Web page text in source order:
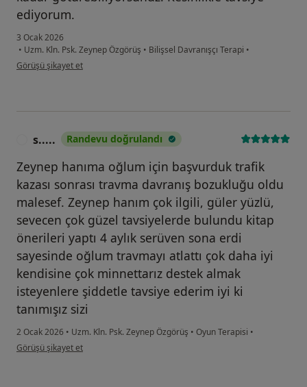
ediyorum.
3 Ocak 2026
• Uzm. Kln. Psk. Zeynep Özgörüş • Bilişsel Davranışçı Terapi •
kullanıcının görüşüne göre e.....
Görüşü şikayet et
s..... Randevu doğrulandı
Zeynep hanıma oğlum için başvurduk trafik
kazası sonrası travma davranış bozukluğu oldu
malesef. Zeynep hanım çok ilgili, güler yüzlü,
sevecen çok güzel tavsiyelerde bulundu kitap
önerileri yaptı 4 aylık serüven sona erdi
sayesinde oğlum travmayı atlattı çok daha iyi
kendisine çok minnettarız destek almak
isteyenlere şiddetle tavsiye ederim iyi ki
tanımışız sizi
2 Ocak 2026 • Uzm. Kln. Psk. Zeynep Özgörüş • Oyun Terapisi •
kullanıcının görüşüne göre s.....
Görüşü şikayet et